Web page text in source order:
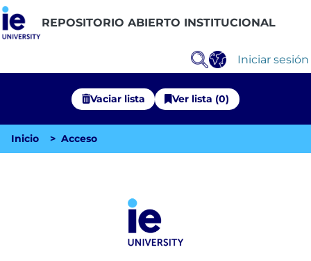
REPOSITORIO ABIERTO INSTITUCIONAL
Iniciar sesión
Vaciar lista Ver lista (0)
Comunidades
Inicio Acceso